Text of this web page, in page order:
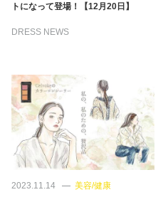
トになって登場！【12月20日】
DRESS NEWS
2023.11.14
美容/健康